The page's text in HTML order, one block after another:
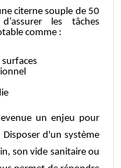
citerne souple de 50
les tâches
comme :
surfaces
un enjeu pour
Disposer d'un système
son vide sanitaire ou